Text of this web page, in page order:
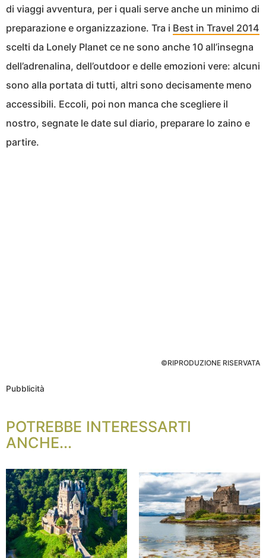
di viaggi avventura, per i quali serve anche un minimo di
preparazione e organizzazione. Tra i Best in Travel 2014
scelti da Lonely Planet ce ne sono anche 10 all’insegna
dell’adrenalina, dell’outdoor e delle emozioni vere: alcuni
sono alla portata di tutti, altri sono decisamente meno
accessibili. Eccoli, poi non manca che scegliere il
nostro, segnate le date sul diario, preparare lo zaino e
partire.
©RIPRODUZIONE RISERVATA
Pubblicità
POTREBBE INTERESSARTI
ANCHE...